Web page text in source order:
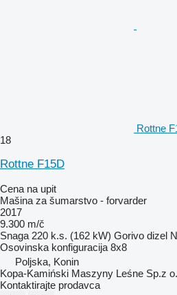
Rottne
18
Rottne F15D
Cena na upit
Mašina za šumarstvo - forvarder
2017
9.300 m/č
Snaga 220 k.s. (162 kW) Gorivo dizel
Osovinska konfiguracija 8x8
Poljska, Konin
Kopa-Kamiński Maszyny Leśne Sp.z
Kontaktirajte prodavca